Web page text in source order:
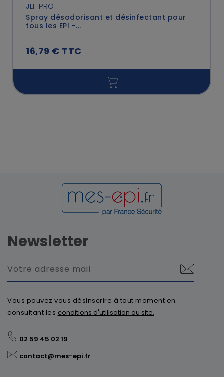
JLF PRO
Spray désodorisant et désinfectant pour
tous les EPI -...
16,79 € TTC
Newsletter
Vous pouvez vous désinscrire à tout moment en
consultant les conditions d'utilisation du site.
02 59 45 02 19
contact@mes-epi.fr